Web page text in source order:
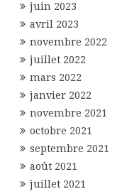
juin 2023
avril 2023
novembre 2022
juillet 2022
mars 2022
janvier 2022
novembre 2021
octobre 2021
septembre 2021
août 2021
juillet 2021